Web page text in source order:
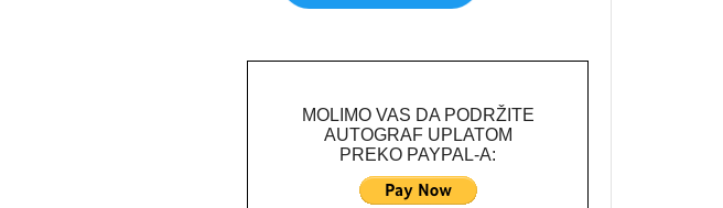
MOLIMO VAS DA PODRŽITE
AUTOGRAF UPLATOM
PREKO PAYPAL-A: